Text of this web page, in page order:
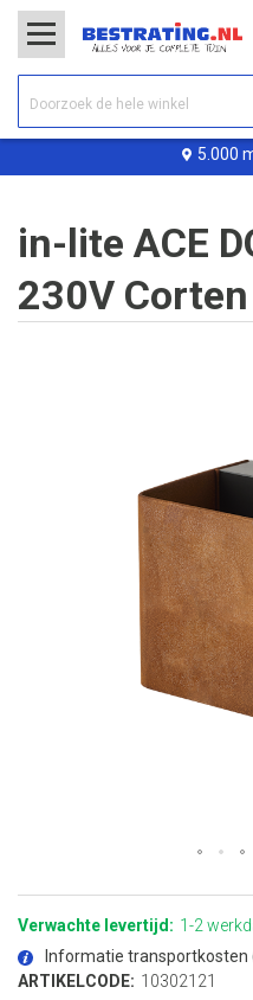
5.000
in-lite ACE
230V Corten
naar
begin
de
afbeeldingen-
Verwachte levertijd: 1-2
Informatie transportkosten
ARTIKELCODE: 10302121